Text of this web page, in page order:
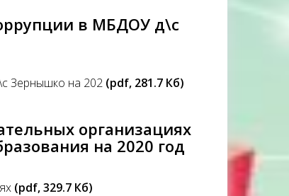
в МБДОУ д\с
Зернышко на 202 (pdf, 281.7 Кб)
организациях
на 2020 год
(pdf, 329.7 Кб)